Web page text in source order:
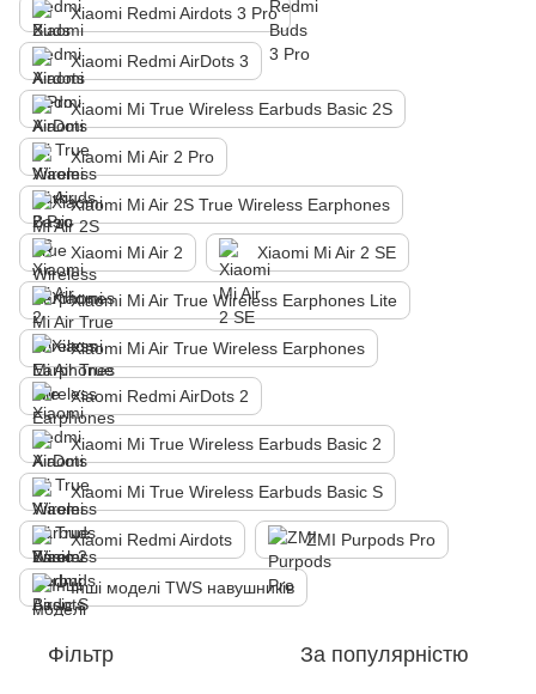
Xiaomi Redmi Airdots 3 Pro
Xiaomi Redmi AirDots 3
Xiaomi Mi True Wireless Earbuds Basic 2S
Xiaomi Mi Air 2 Pro
Xiaomi Mi Air 2S True Wireless Earphones
Xiaomi Mi Air 2 Xiaomi Mi Air 2 SE
Xiaomi Mi Air True Wireless Earphones Lite
Xiaomi Mi Air True Wireless Earphones
Xiaomi Redmi AirDots 2
Xiaomi Mi True Wireless Earbuds Basic 2
Xiaomi Mi True Wireless Earbuds Basic S
Xiaomi Redmi Airdots ZMI Purpods Pro
Інші моделі TWS навушників
Фільтр За популярністю